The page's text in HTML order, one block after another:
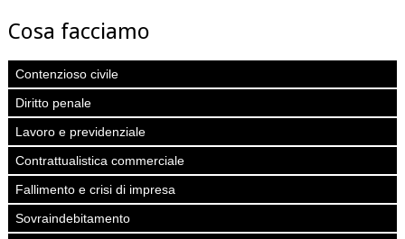
Cosa facciamo
Contenzioso civile
Diritto penale
Lavoro e previdenziale
Contrattualistica commerciale
Fallimento e crisi di impresa
Sovraindebitamento